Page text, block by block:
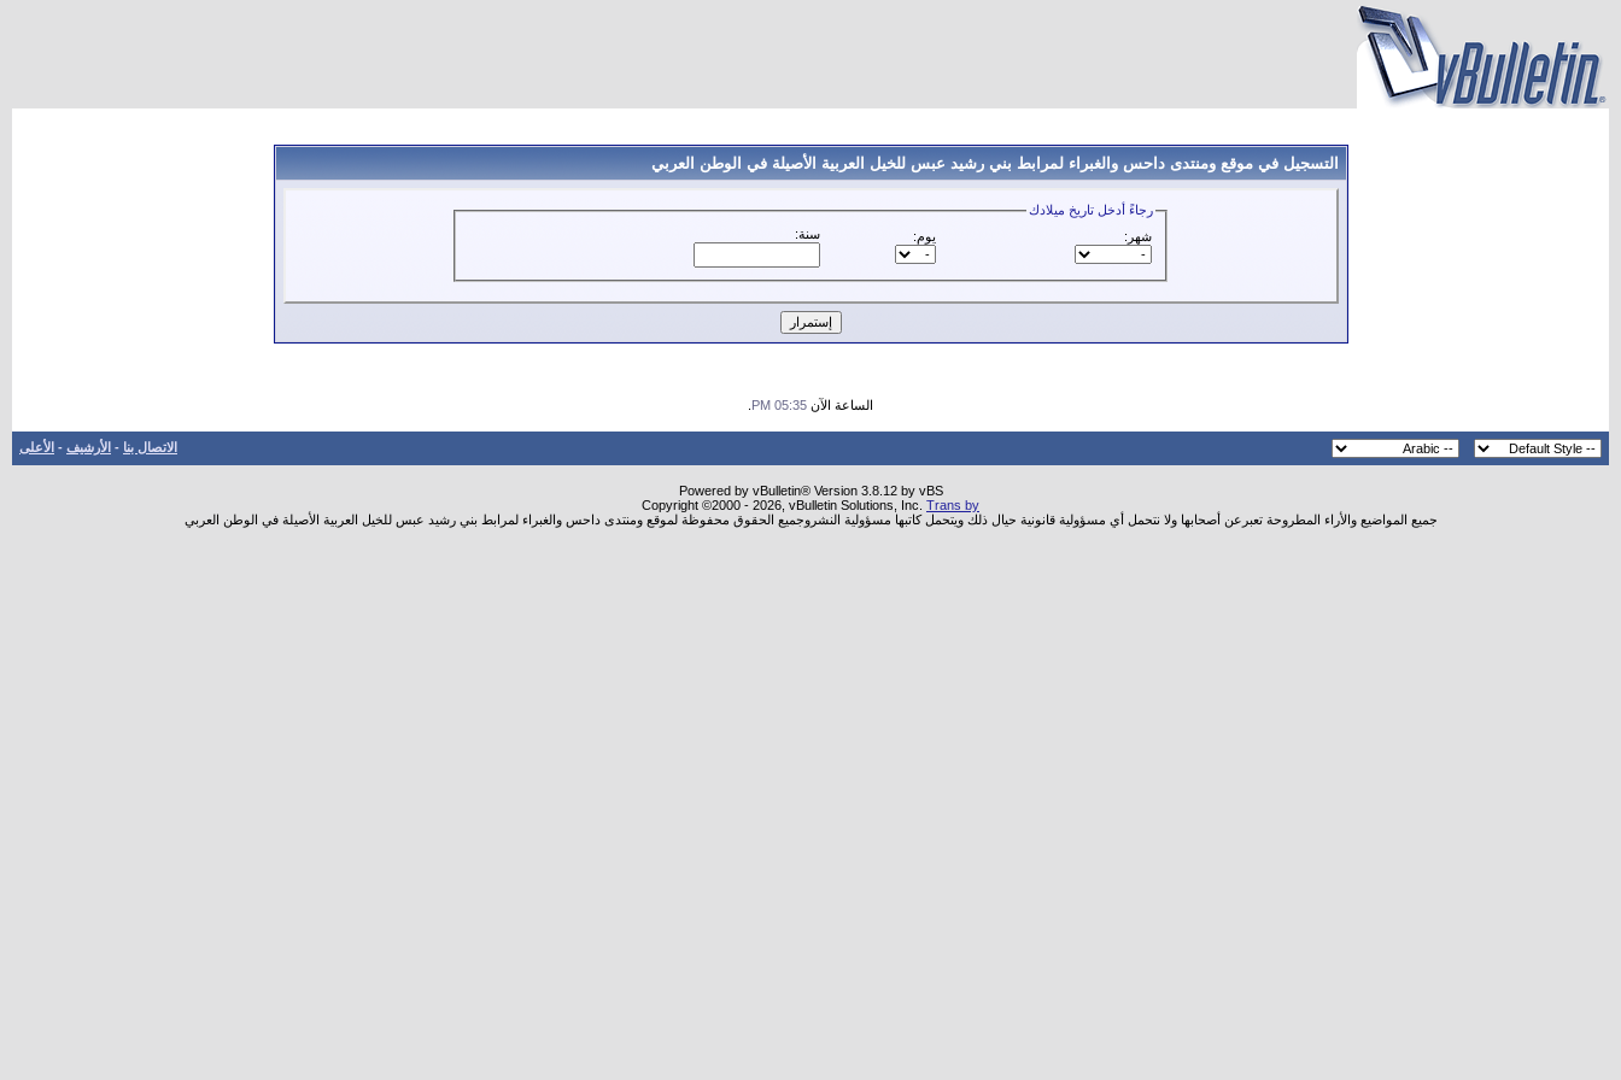
التسجيل في موقع ومنتدى داحس والغبراء لمرابط بني رشيد عبس للخيل العربية الأصيلة في الوطن العربي
رجاءً أدخل تاريخ ميلادك
شهر:
يوم: سنة:
الساعة الآن 05:35 PM
الاتصال بنا - الأرشيف - الأعلى
Powered by vBulletin® Version 3.8.12 by vBS
Copyright ©2000 - 2026, vBulletin Solutions, Inc. Trans by
جميع المواضيع والأراء المطروحة تعبرعن أصحابها ولا نتحمل أي مسؤولية قانونية حيال ذلك ويتحمل كاتبها مسؤولية النشروجميع الحقوق محفوظة لموقع ومنتدى داحس والغبراء لمرابط بني رشيد عبس للخيل العربية الأصيلة في الوطن العربي